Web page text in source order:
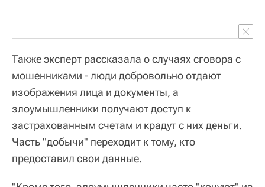
Также эксперт рассказала о случаях сговора с
мошенниками - люди добровольно отдают
изображения лица и документы, а
злоумышленники получают доступ к
застрахованным счетам и крадут с них деньги.
Часть "добычи" переходит к тому, кто
предоставил свои данные.